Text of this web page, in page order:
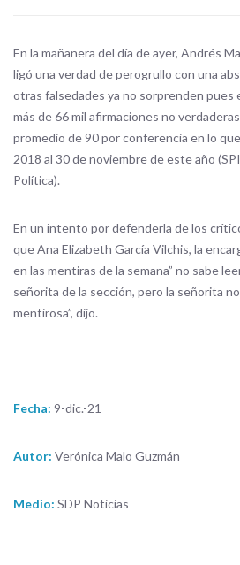
En la mañanera del día de ayer, Andrés
ligó una verdad de perogrullo con una
otras falsedades ya no sorprenden pues
más de 66 mil afirmaciones no
promedio de 90 por conferencia en lo
2018 al 30 de noviembre de este año
Política).
En un intento por defenderla de los
que Ana Elizabeth García Vilchis, la
en las mentiras de la semana” no sabe
señorita de la sección, pero la señorita
mentirosa”, dijo.
Fecha: 9-dic.-21
Autor: Verónica Malo Guzmán
Medio: SDP Noticias